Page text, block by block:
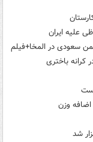
سعودی در المخا+فیلم
باختری
وزن
شد